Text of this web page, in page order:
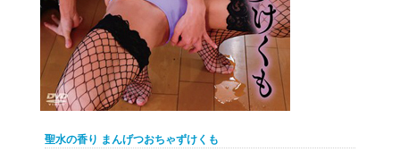
聖水の香り まんげつおちゃずけくも